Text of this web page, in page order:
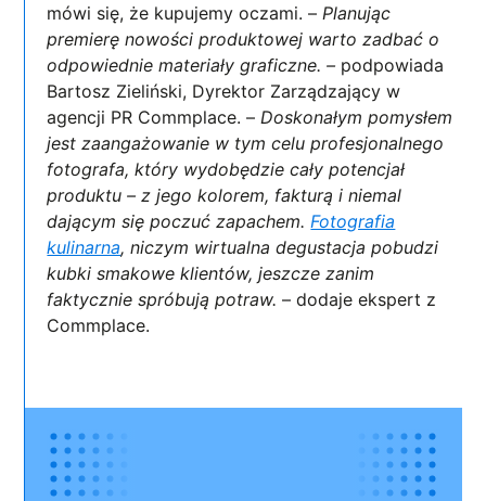
mówi się, że kupujemy oczami. – Planując
premierę nowości produktowej warto zadbać o
odpowiednie materiały graficzne. – podpowiada
Bartosz Zieliński, Dyrektor Zarządzający w
agencji PR Commplace. – Doskonałym pomysłem
jest zaangażowanie w tym celu profesjonalnego
fotografa, który wydobędzie cały potencjał
produktu – z jego kolorem, fakturą i niemal
dającym się poczuć zapachem. Fotografia
kulinarna, niczym wirtualna degustacja pobudzi
kubki smakowe klientów, jeszcze zanim
faktycznie spróbują potraw.– dodaje ekspert z
Commplace.